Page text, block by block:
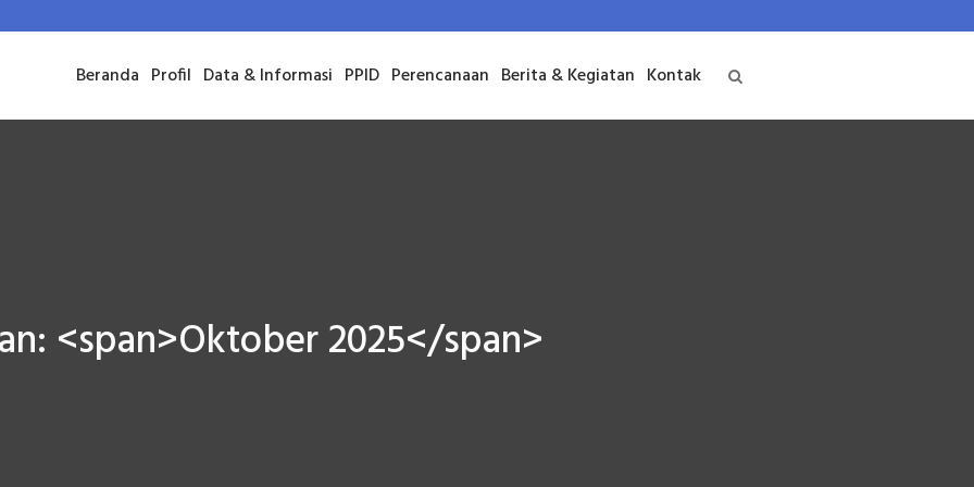
Beranda Profil Data & Informasi PPID Perencanaan Berita & Kegiatan Kontak
<span>Oktober 2025</span>